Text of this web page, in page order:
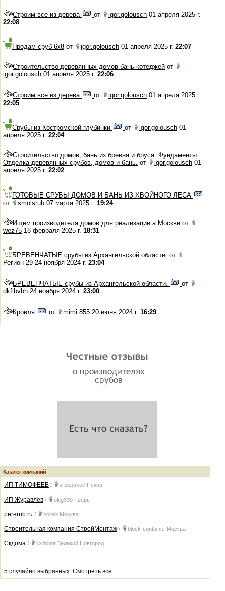
Строим все из дерева от igor.golousch 01 апреля 2025 г.
22:08
Продам сруб 6х8 от igor.golousch 01 апреля 2025 г. 22:07
Строительство деревянных домов бань котеджей от
igor.golousch 01 апреля 2025 г. 22:06
Строим все из дерева от igor.golousch 01 апреля 2025 г.
22:05
Срубы из Костромской глубинки от igor.golousch 01
апреля 2025 г. 22:04
Строительство домов, бань из бревна и бруса. Фундаменты.
Отделка деревянных срубов, домов и бань. от igor.golousch 01
апреля 2025 г. 22:02
ГОТОВЫЕ СРУБЫ ДОМОВ И БАНЬ ИЗ ХВОЙНОГО ЛЕСА
от
smolsrub 07 марта 2025 г. 19:24
Ищем производителя домов для реализации а Москве от
wez75 18 февраля 2025 г. 18:31
БРЕВЕНЧАТЫЕ срубы из Архангельской области. от
Регион-29 24 ноября 2024 г. 23:04
БРЕВЕНЧАТЫЕ срубы из Архангельской области.
от
dkflbvbh 24 ноября 2024 г. 23:00
Кровля от mimi.855 20 июня 2024 г. 16:29
Каталог компаний
ИП ТИМОФЕЕВ / srubpskov Псков
ИП Журавлёв / oleg339 Тверь
pererub.ru / borelk Москва
Строительная компания СтройМонтаж / block-container Москва
Скдома / ckdoma Великий Новгород
5 случайно выбранных. Смотреть все